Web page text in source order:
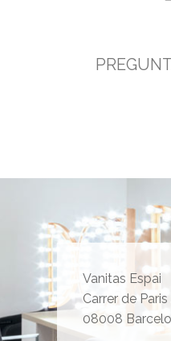
Vanitas Espai
Carrer de
08008